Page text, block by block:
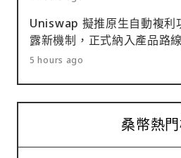
Uniswap 擬推原生自動複利
露新機制，正式納入產品路
5 hours ago
桑幣熱